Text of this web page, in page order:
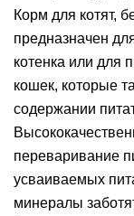
Корм для котят,
предназначен
котенка или для
кошек, которые
содержании
переваривание
усваиваемых
минералы